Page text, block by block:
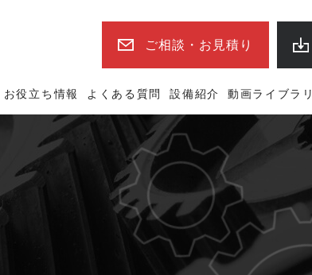
ご相談・お見積り
お役立ち情報 よくある質問 設備紹介 動画ライブラリ